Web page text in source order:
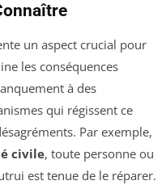
un aspect crucial pour
les conséquences
à des
qui régissent ce
Par exemple,
civile, toute personne ou
est tenue de le réparer.